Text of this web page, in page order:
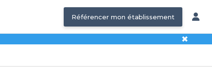
Référencer mon établissement
✖